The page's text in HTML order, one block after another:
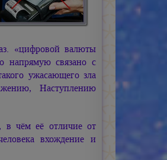
«цифровой валюты
напрямую связано с
ужасающего зла
Наступлению
в чём её отличие от
вхождение и